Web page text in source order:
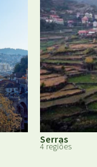
Serras
4 regiões